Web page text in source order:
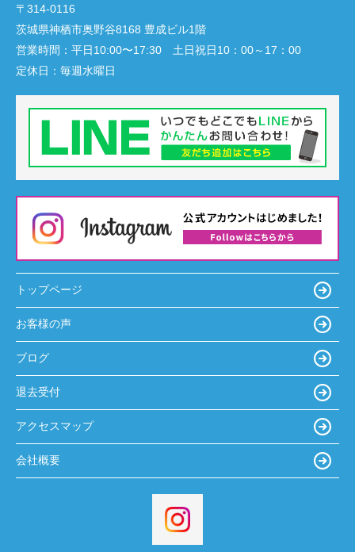
〒314-0116
茨城県神栖市奥野谷8168 豊成ビル1階
営業時間： 平日10:00〜17:30 土日祝日10：00～17：00
定休日： 毎週水曜日
トップページ
お客様の声
ブログ
退去受付
アクセスマップ
会社概要